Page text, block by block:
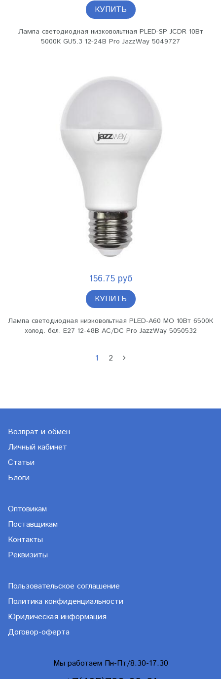
КУПИТЬ
Лампа светодиодная низковольтная PLED-SP JCDR 10Вт
5000К GU5.3 12-24В Pro JazzWay 5049727
156.75 руб
КУПИТЬ
Лампа светодиодная низковольтная PLED-A60 MO 10Вт 6500К
холод. бел. E27 12-48В AC/DC Pro JazzWay 5050532
1 2
Возврат и обмен
Личный кабинет
Статьи
Блоги
Оптовикам
Поставщикам
Контакты
Реквизиты
Пользовательское соглашение
Политика конфиденциальности
Юридическая информация
Договор-оферта
Мы работаем Пн-Пт/8.30-17.30